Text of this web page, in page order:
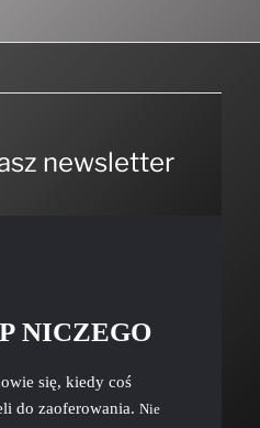
newsletter
NICZEGO
się, kiedy coś
do zaoferowania. Nie